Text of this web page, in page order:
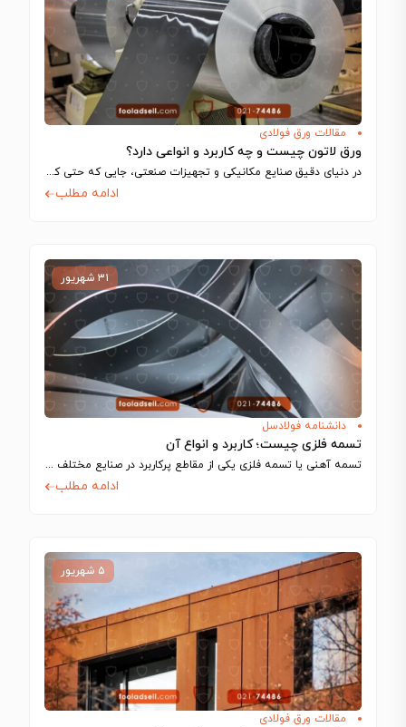
مقالات ورق فولادی
ورق لاتون چیست و چه کاربرد و انواعی دارد؟
در دنیای دقیق صنایع مکانیکی و تجهیزات صنعتی، جایی که حتی کوچک‌ترین تلرانس‌ها می‌توانند…
ادامه مطلب
۳۱ شهریور
دانشنامه فولادسل
تسمه فلزی چیست؛ کاربرد و انواع آن
تسمه آهنی یا تسمه فلزی یکی از مقاطع پرکاربرد در صنایع مختلف مانند ساخت…
ادامه مطلب
۵ شهریور
مقالات ورق فولادی